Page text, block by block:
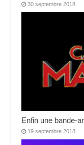
30 septembre 2018
Enfin une bande-
19 septembre 2018